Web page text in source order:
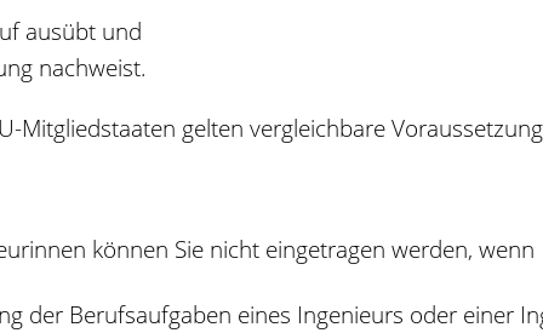
ausübt und
nachweist.
Mitgliedstaaten gelten vergleichbare
können Sie nicht eingetragen werden, wenn
der Berufsaufgaben eines Ingenieurs oder einer